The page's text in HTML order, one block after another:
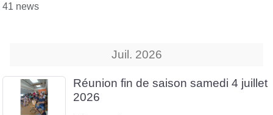
41 news
Juil. 2026
Réunion fin de saison samedi 4 juillet
2026